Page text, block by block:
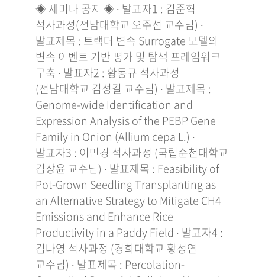
◈ 세미나 공지 ◈ ∙ 발표자1 : 김준혁
석사과정(전남대학교 오주선 교수님) ∙
발표제목 : 트랙터 변속 Surrogate 모델의
변속 이벤트 기반 평가 및 탐색 프레임워크
구축 ∙ 발표자2 : 황동규 석사과정
(전남대학교 김성길 교수님) ∙ 발표제목 :
Genome-wide Identification and
Expression Analysis of the PEBP Gene
Family in Onion (Allium cepa L.) ∙
발표자3 : 이민경 석사과정 (국립순천대학교
김상윤 교수님) ∙ 발표제목 : Feasibility of
Pot-Grown Seedling Transplanting as
an Alternative Strategy to Mitigate CH4
Emissions and Enhance Rice
Productivity in a Paddy Field ∙ 발표자4 :
김나영 석사과정 (경희대학교 황성연
교수님) ∙ 발표제목 : Percolation-